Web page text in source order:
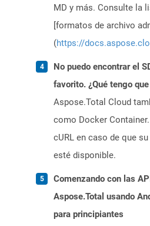
MD y más. Consulte la
[formatos de archivo
(https://
No puedo encontrar el
favorito. ¿Qué tengo
Aspose.Total Cloud
como Docker
cURL en caso de que
esté disponible.
Comenzando con las
Aspose.Total usando
para principiantes